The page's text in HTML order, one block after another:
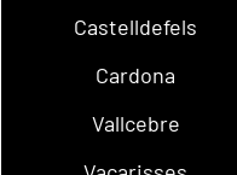
Castelldefels
Cardona
Vallcebre